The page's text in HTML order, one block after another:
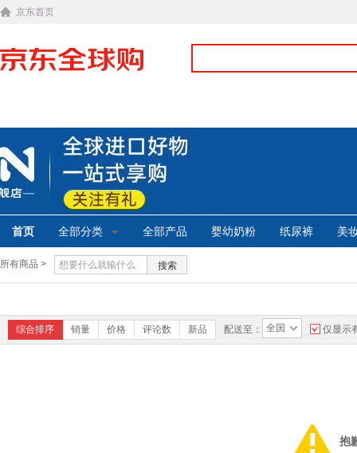
京东首页
首页 全部分类 全部产品 婴幼奶粉 纸尿裤 美
所有商品 > 搜索
综合排序 销量 价格 评论数 新品 配送至： 全国 仅显示
抱